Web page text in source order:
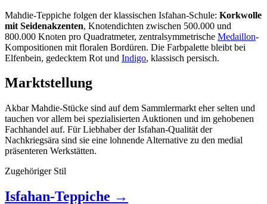
Mahdie-Teppiche folgen der klassischen Isfahan-Schule: Korkwolle
mit Seidenakzenten, Knotendichten zwischen 500.000 und
800.000 Knoten pro Quadratmeter, zentralsymmetrische Medaillon-
Kompositionen mit floralen Bordüren. Die Farbpalette bleibt bei
Elfenbein, gedecktem Rot und Indigo, klassisch persisch.
Marktstellung
Akbar Mahdie-Stücke sind auf dem Sammlermarkt eher selten und
tauchen vor allem bei spezialisierten Auktionen und im gehobenen
Fachhandel auf. Für Liebhaber der Isfahan-Qualität der
Nachkriegsära sind sie eine lohnende Alternative zu den medial
präsenteren Werkstätten.
Zugehöriger Stil
Isfahan-Teppiche →